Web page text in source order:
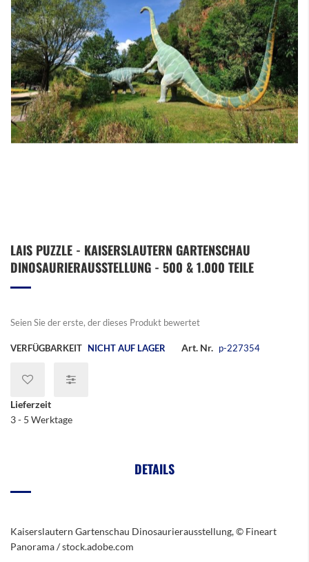
Anfang
der
LAIS PUZZLE - KAISERSLAUTERN GARTENSCHAU
DINOSAURIERAUSSTELLUNG - 500 & 1.000 TEILE
Seien Sie der erste, der dieses Produkt bewertet
VERFÜGBARKEIT NICHT AUF LAGER Art. Nr. p-227354
Lieferzeit
3 - 5 Werktage
DETAILS
Kaiserslautern Gartenschau Dinosaurierausstellung, © Fineart
Panorama / stock.adobe.com